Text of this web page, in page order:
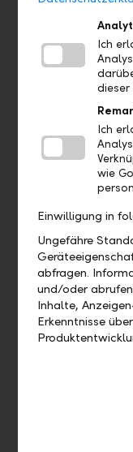
Bis wann
freigeben,
verarbeitet
Wie kann
ausgeführte
Wie kann
bearbeiten?
Wie kann
Ich
Ich
wie
Einwilligung in
Ungefähre
abfragen.
und/oder
Inhalte,
Erkenntnisse